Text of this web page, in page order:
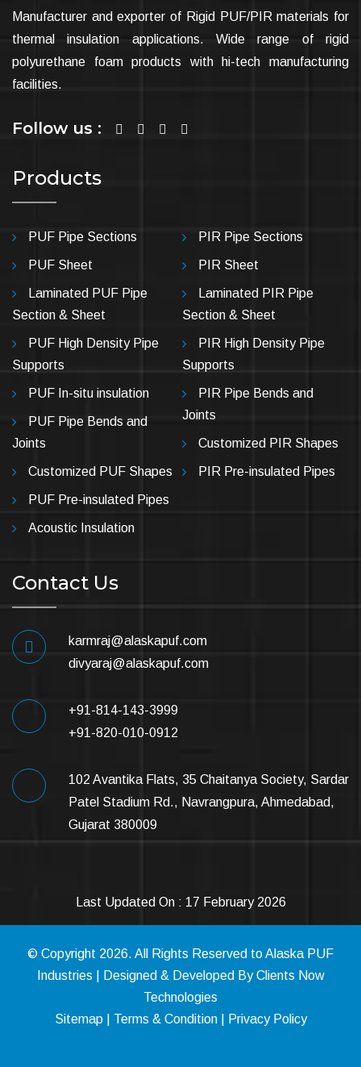
Manufacturer and exporter of Rigid PUF/PIR materials for
thermal insulation applications. Wide range of rigid
polyurethane foam products with hi-tech manufacturing
facilities.
Follow us :
Products
PUF Pipe Sections
PUF Sheet
Laminated PUF Pipe
Section & Sheet
PUF High Density Pipe
Supports
PUF In-situ insulation
PUF Pipe Bends and
Joints
Customized PUF Shapes
PUF Pre-insulated Pipes
Acoustic Insulation
PIR Pipe Sections
PIR Sheet
Laminated PIR Pipe
Section & Sheet
PIR High Density Pipe
Supports
PIR Pipe Bends and
Joints
Customized PIR Shapes
PIR Pre-insulated Pipes
Contact Us
karmraj@alaskapuf.com
divyaraj@alaskapuf.com
+91-814-143-3999
+91-820-010-0912
102 Avantika Flats, 35 Chaitanya Society, Sardar
Patel Stadium Rd., Navrangpura, Ahmedabad,
Gujarat 380009
Last Updated On : 17 February 2026
© Copyright 2026. All Rights Reserved to Alaska PUF
Industries | Designed & Developed ByClients Now
Technologies
Sitemap| Terms & Condition| Privacy Policy